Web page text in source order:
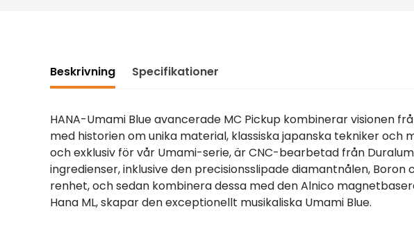
Beskrivning Specifikationer
HANA-Umami Blue avancerade MC Pickup kombinerar visionen
med historien om unika material, klassiska japanska tekniker och
och exklusiv för vår Umami-serie, är CNC-bearbetad från
ingredienser, inklusive den precisionsslipade diamantnålen,
renhet, och sedan kombinera dessa med den Alnico
Hana ML, skapar den exceptionellt musikaliska Umami Blue.